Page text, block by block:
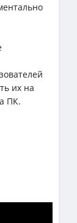
их на
ПК.